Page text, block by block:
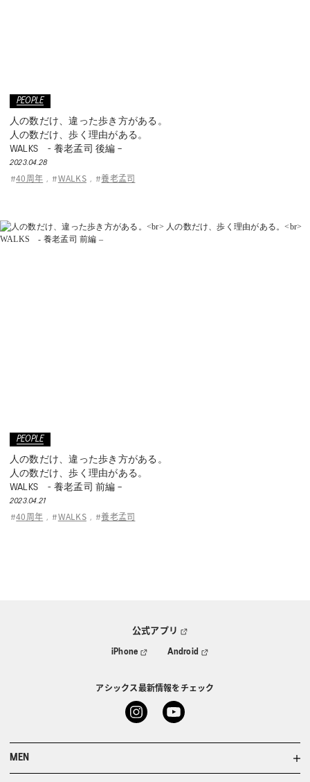
RUNWALK
WELLNESS WALKER
ASICS KIDS SUKU²
直営店舗
PEOPLE
人の数だけ、違った歩き方がある。
人の数だけ、歩く理由がある。
WALKS - 養老孟司 後編 –
2023.04.28
#40周年 , # WALKS , #養老孟司
PEOPLE
人の数だけ、違った歩き方がある。
人の数だけ、歩く理由がある。
WALKS - 養老孟司 前編 –
2023.04.21
#40周年 , # WALKS , #養老孟司
公式アプリ
iPhone Android
アシックス最新情報をチェック
MEN